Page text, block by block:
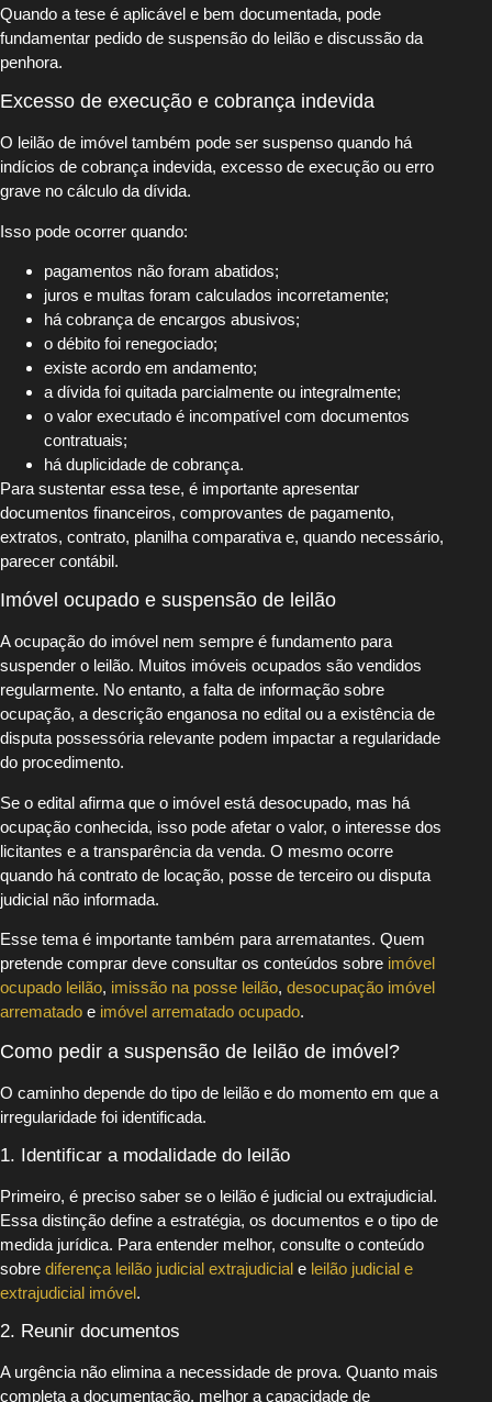
Quando a tese é aplicável e bem documentada, pode
fundamentar pedido de suspensão do leilão e discussão da
penhora.
Excesso de execução e cobrança indevida
O leilão de imóvel também pode ser suspenso quando há
indícios de cobrança indevida, excesso de execução ou erro
grave no cálculo da dívida.
Isso pode ocorrer quando:
pagamentos não foram abatidos;
juros e multas foram calculados incorretamente;
há cobrança de encargos abusivos;
o débito foi renegociado;
existe acordo em andamento;
a dívida foi quitada parcialmente ou integralmente;
o valor executado é incompatível com documentos
contratuais;
há duplicidade de cobrança.
Para sustentar essa tese, é importante apresentar
documentos financeiros, comprovantes de pagamento,
extratos, contrato, planilha comparativa e, quando necessário,
parecer contábil.
Imóvel ocupado e suspensão de leilão
A ocupação do imóvel nem sempre é fundamento para
suspender o leilão. Muitos imóveis ocupados são vendidos
regularmente. No entanto, a falta de informação sobre
ocupação, a descrição enganosa no edital ou a existência de
disputa possessória relevante podem impactar a regularidade
do procedimento.
Se o edital afirma que o imóvel está desocupado, mas há
ocupação conhecida, isso pode afetar o valor, o interesse dos
licitantes e a transparência da venda. O mesmo ocorre
quando há contrato de locação, posse de terceiro ou disputa
judicial não informada.
Esse tema é importante também para arrematantes. Quem
pretende comprar deve consultar os conteúdos sobre imóvel
ocupado leilão, imissão na posse leilão, desocupação imóvel
arrematado e imóvel arrematado ocupado.
Como pedir a suspensão de leilão de imóvel?
O caminho depende do tipo de leilão e do momento em que a
irregularidade foi identificada.
1. Identificar a modalidade do leilão
Primeiro, é preciso saber se o leilão é judicial ou extrajudicial.
Essa distinção define a estratégia, os documentos e o tipo de
medida jurídica. Para entender melhor, consulte o conteúdo
sobre diferença leilão judicial extrajudicial e leilão judicial e
extrajudicial imóvel.
2. Reunir documentos
A urgência não elimina a necessidade de prova. Quanto mais
completa a documentação, melhor a capacidade de